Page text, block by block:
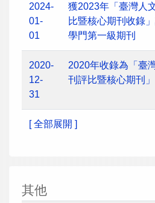
2024-
01-
01
獲2023年「臺灣人
比暨核心期刊收錄
學門第一級期刊
2020-
12-
31
2020年收錄為「臺
刊評比暨核心期刊」
[ 全部展開 ]
其他